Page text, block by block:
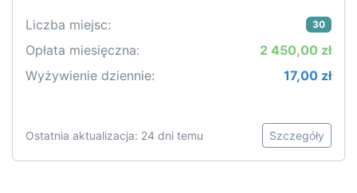
Liczba miejsc: 30
Opłata miesięczna:
2 450,00 zł
Wyżywienie dziennie:
17,00 zł
Ostatnia aktualizacja: 24 dni temu Szczegóły